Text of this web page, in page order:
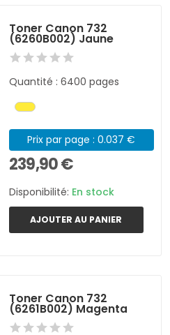
Toner Canon 732
(6260B002) Jaune
Quantité : 6400 pages
Prix par page : 0.037 €
239,90 €
Disponibilité: En stock
AJOUTER AU PANIER
Toner Canon 732
(6261B002) Magenta